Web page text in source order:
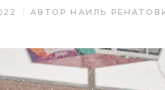
АВТОР НАИЛЬ